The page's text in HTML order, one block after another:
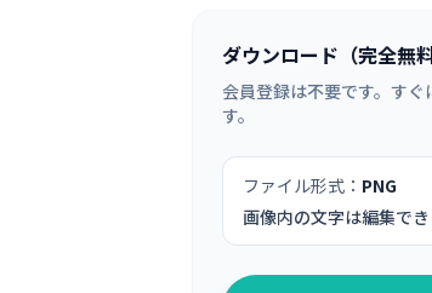
ダウンロード（完全無料
会員登録は不要です。す
す。
ファイル形式： PNG
画像内の文字は編集でき